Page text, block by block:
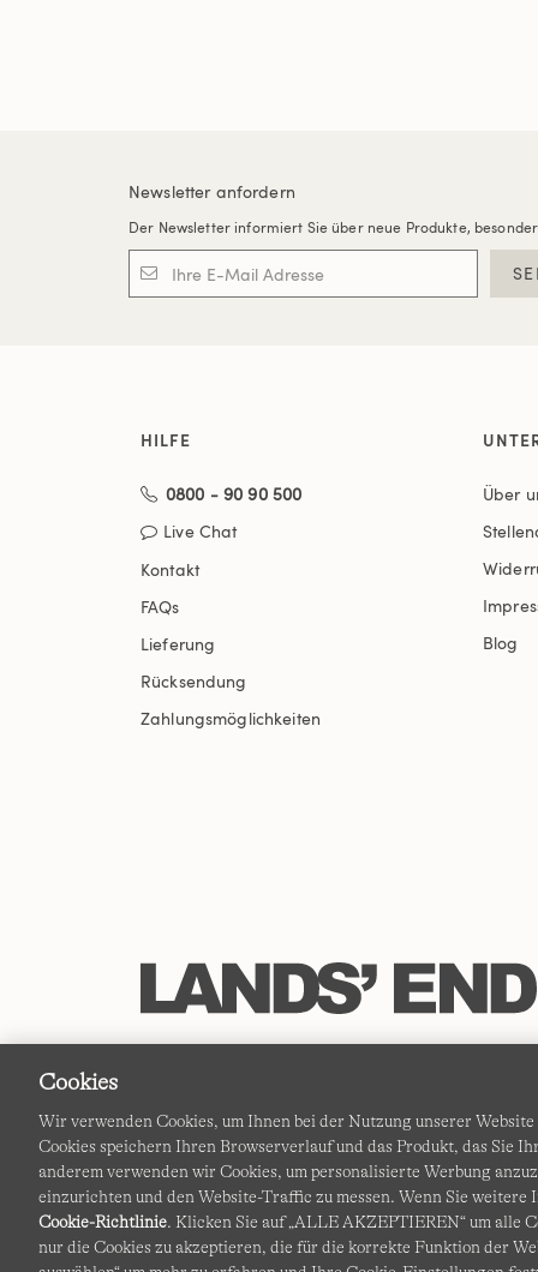
Newsletter anfordern
Der Newsletter informiert Sie über neue Produkte,
HILFE
0800 - 90 90 500
Live Chat
Kontakt
FAQs
Lieferung
Rücksendung
Zahlungsmöglichkeiten
Über
Blog
Cookies
Wir verwenden Cookies, um Ihnen bei der Nutzung unserer
Cookies speichern Ihren Browserverlauf und das Produkt, das Sie
anderem verwenden wir Cookies, um personalisierte Werbung
einzurichten und den Website-Traffic zu messen. Wenn Sie
Cookie-Richtlinie. Klicken Sie auf „ALLE AKZEPTIEREN“ um alle
nur die Cookies zu akzeptieren, die für die korrekte Funktion der